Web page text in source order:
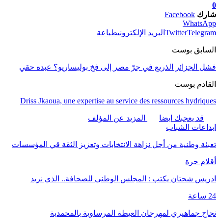
0
شارك Facebook
WhatsApp
TwitterTelegram البريد الإلكترونيطباعة
السابق بوست
فشل الجزائر الذريع في جرّ مصر إلى فخ بوليساريو؟ عبده حقي
القادم بوست
Driss Jkaoua, une expertise au service des ressources hydriques
قد يعجبك ايضا
المزيد عن المؤلف
ابداعات الشباب
تعبئة وطنية من أجل نزاهة الانتخابات وتعزيز الثقة قي المؤسسات
أقلام حرة
ادريس شحتان يكتب : المجلس الوطني للصحافة.. الذي نريد
24 ساعة
نجاح جماهيري لمهرجان العيطة المرساوية بالمحمدية